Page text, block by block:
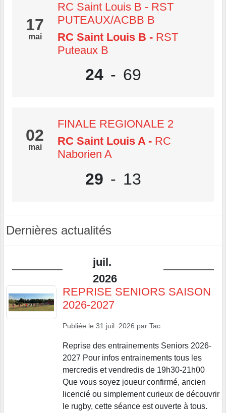
17
mai
RC Saint Louis B - RST
PUTEAUX/ACBB B
RC Saint Louis B - RST
Puteaux B
24 - 69
02
mai
FINALE REGIONALE 2
RC Saint Louis A- RC
Naborien A
29 - 13
Dernières actualités
juil.
2026
REPRISE SENIORS SAISON
2026-2027
Publiée le 31 juil. 2026 par Tac
Reprise des entrainements Seniors 2026-
2027 Pour infos entrainements tous les
mercredis et vendredis de 19h30-21h00
Que vous soyez joueur confirmé, ancien
licencié ou simplement curieux de découvrir
le rugby, cette séance est ouverte à tous.